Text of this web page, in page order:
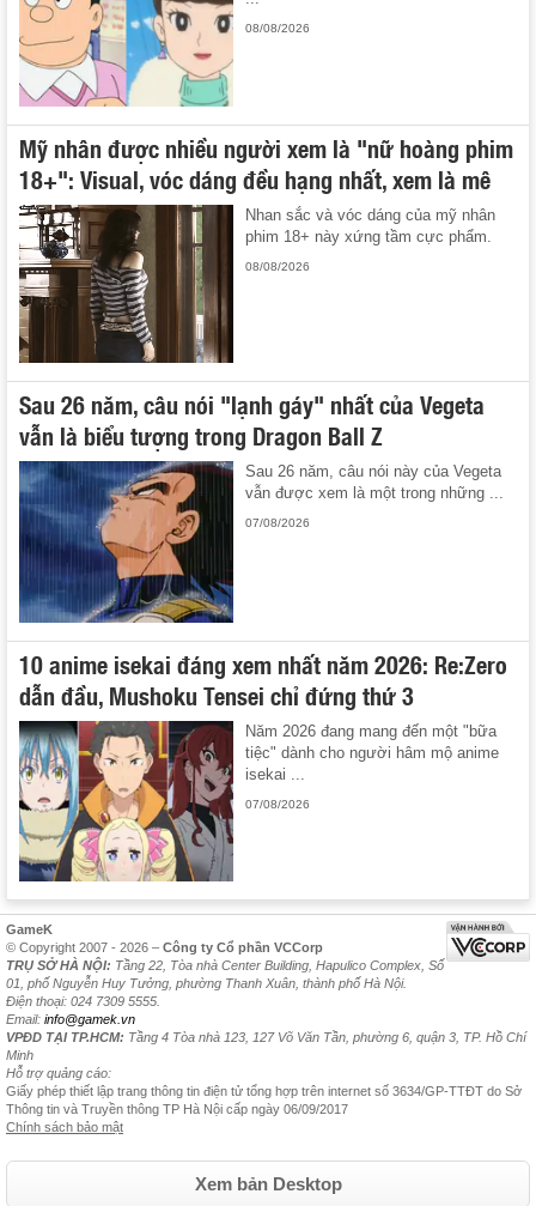
08/08/2026
Mỹ nhân được nhiều người xem là "nữ hoàng phim
18+": Visual, vóc dáng đều hạng nhất, xem là mê
Nhan sắc và vóc dáng của mỹ nhân
phim 18+ này xứng tầm cực phẩm.
08/08/2026
Sau 26 năm, câu nói "lạnh gáy" nhất của Vegeta
vẫn là biểu tượng trong Dragon Ball Z
Sau 26 năm, câu nói này của Vegeta
vẫn được xem là một trong những ...
07/08/2026
10 anime isekai đáng xem nhất năm 2026: Re:Zero
dẫn đầu, Mushoku Tensei chỉ đứng thứ 3
Năm 2026 đang mang đến một "bữa
tiệc" dành cho người hâm mộ anime
isekai ...
07/08/2026
GameK
© Copyright 2007 - 2026 – Công ty Cổ phần VCCorp
TRỤ SỞ HÀ NỘI: Tầng 22, Tòa nhà Center Building, Hapulico Complex, Số
01, phố Nguyễn Huy Tưởng, phường Thanh Xuân, thành phố Hà Nội.
Điện thoại: 024 7309 5555.
Email: info@gamek.vn
VPĐD TẠI TP.HCM: Tầng 4 Tòa nhà 123, 127 Võ Văn Tần, phường 6, quận 3, TP. Hồ Chí
Minh
Hỗ trợ quảng cáo:
Giấy phép thiết lập trang thông tin điện tử tổng hợp trên internet số 3634/GP-TTĐT do Sở
Thông tin và Truyền thông TP Hà Nội cấp ngày 06/09/2017
Chính sách bảo mật
Xem bản Desktop